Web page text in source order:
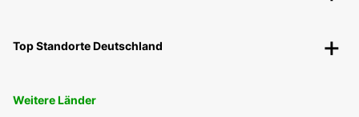
Top Standorte Deutschland
Weitere Länder